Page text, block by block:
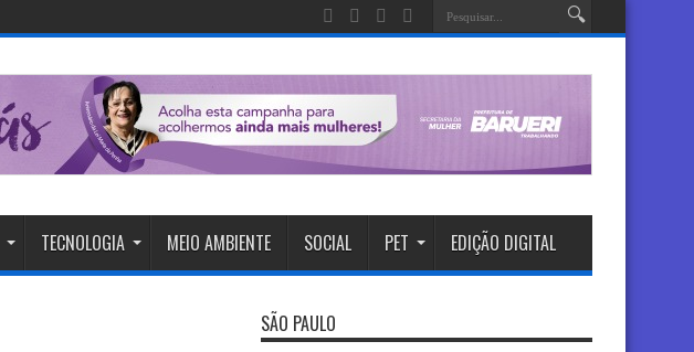
TECNOLOGIA MEIO AMBIENTE SOCIAL PET EDIÇÃO DIGITAL
SÃO PAULO